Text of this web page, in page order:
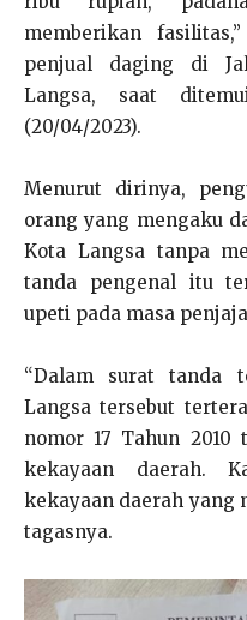
memberikan
penjual daging di
Langsa, saat
(20/04/2023).
Menurut dirinya,
orang yang mengaku
Kota Langsa tanpa
tanda pengenal itu
upeti pada masa
“Dalam surat tanda
Langsa tersebut
nomor 17 Tahun
kekayaan daerah.
kekayaan daerah yang
tagasnya.